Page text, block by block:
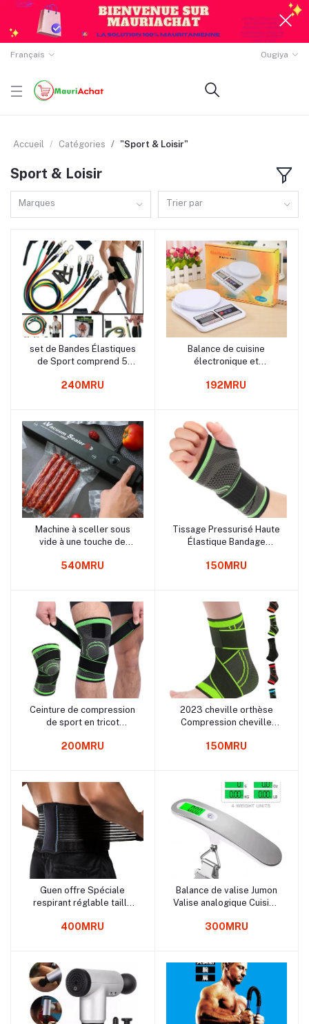
Français Ougiya
Accueil Catégories "Sport & Loisir"
Sport & Loisir
Marques Trier par
Panier
set de Bandes Élastiques
de Sport comprend 5
résistantes de couleur
240MRU
Panier
Balance de cuisine
électronique et
étanche, avec
192MRU
Panier
Machine à sceller sous
vide à une touche de
alimentaire automatique
540MRU
Panier
Tissage Pressurisé Haute
Élastique Bandage
Paume Soutien Cross fit
150MRU
Panier
Ceinture de compression
de sport en tricot
Running Badminton
200MRU
Panier
2023 cheville orthèse
Compression cheville
enveloppement cheville
fasciite plantaire tendon
d'achille
150MRU
Panier
Guen offre Spéciale
respirant réglable taille
ceinture lombaire soutien
400MRU
Panier
Balance de valise Jumon
Valise analogique Cuisine
numérique suspendue
300MRU